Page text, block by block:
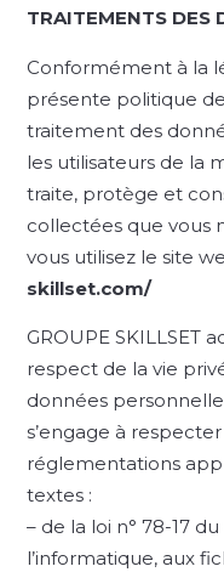
TRAITEMENTS DES
Conformément à la
présente politique
traitement des
les utilisateurs de la
traite, protège et
collectées que vous
vous utilisez le site
skillset.com/
GROUPE SKILLSET
respect de la vie
données
s’engage à
réglementations
textes :
– de la loi n° 78-17
l’informatique, aux